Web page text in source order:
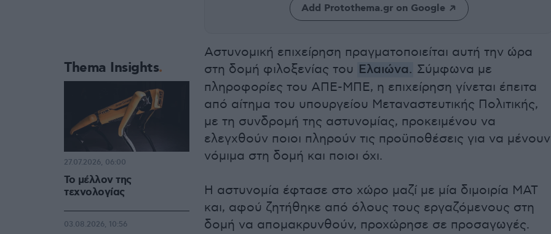
Add Protothema.gr on Google
Αστυνομική επιχείρηση πραγματοποιείται αυτή την ώρα
στη δομή φιλοξενίας του Ελαιώνα. Σύμφωνα με
πληροφορίες του ΑΠΕ-ΜΠΕ, η επιχείρηση γίνεται έπειτα
από αίτημα του υπουργείου Μεταναστευτικής Πολιτικής,
με τη συνδρομή της αστυνομίας, προκειμένου να
ελεγχθούν ποιοι πληρούν τις προϋποθέσεις για να μένουν
νόμιμα στη δομή και ποιοι όχι.
Η αστυνομία έφτασε στο χώρο μαζί με μία διμοιρία ΜΑΤ
και, αφού ζητήθηκε από όλους τους εργαζόμενους στη
δομή να απομακρυνθούν, προχώρησε σε προσαγωγές.
Thema Insights
Το μέλλον της
τεχνολογίας
27.07.2026, 06:00
03.08.2026, 10:56